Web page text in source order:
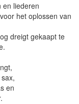
en liederen
het oplossen van
dreigt gekaapt te
en